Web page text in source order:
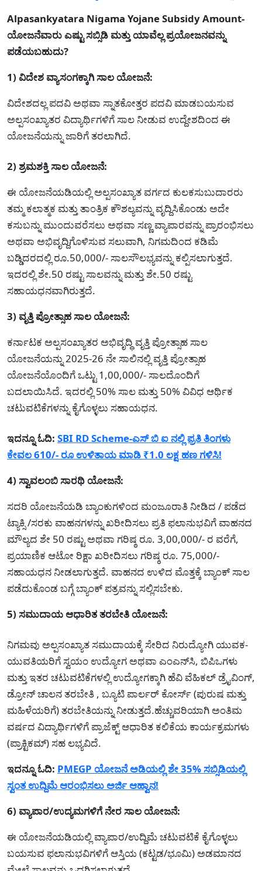
Alpasankyatara Nigama Yojane Subsidy Amount-
ಯೋಜನೆವಾರು ಎಷ್ಟು ಸಬ್ಸಿಡಿ ಮತ್ತು ಯಾವೆಲ್ಲ ಪ್ರಯೋಜನವನ್ನು
ಪಡೆಯಬಹುದು?
1) ವಿದೇಶ ವ್ಯಾಸಂಗಕ್ಕಾಗಿ ಸಾಲ ಯೋಜನೆ:
ವಿದೇಶದಲ್ಲ ಪದವಿ ಅಥವಾ ಸ್ನಾತಕೋತ್ತರ ಪದವಿ ಮಾಡಬಯಸುವ
ಅಲ್ಪಸಂಖ್ಯಾತರ ವಿದ್ಯಾರ್ಥಿಗಳಿಗೆ ಸಾಲ ನೀಡುವ ಉದ್ದೇಶದಿಂದ ಈ
ಯೋಜನೆಯನ್ನು ಜಾರಿಗೆ ತರಲಾಗಿದೆ.
2) ಶ್ರಮಶಕ್ತಿ ಸಾಲ ಯೋಜನೆ:
ಈ ಯೋಜನೆಯಡಿಯಲ್ಲಿ ಅಲ್ಪಸಂಖ್ಯಾತ ವರ್ಗದ ಕುಲಕಸುಬುದಾರರು
ತಮ್ಮ ಕಲಾತ್ಮಕ ಮತ್ತು ತಾಂತ್ರಿಕ ಕೌಶಲ್ಯವನ್ನು ವೃದ್ದಿಸಿಕೊಂಡು ಅದೇ
ಕಸುಬನ್ನು ಮುಂದುವರೆಸಲು ಅಥವಾ ಸಣ್ಣ ವ್ಯಾಪಾರವನ್ನು ಪ್ರಾರಂಭಿಸಲು
ಅಥವಾ ಅಭಿವೃದ್ದಿಗೊಳಿಸುವ ಸಲುವಾಗಿ, ನಿಗಮದಿಂದ ಕಡಿಮೆ
ಬಡ್ಡಿದರದಲ್ಲಿ ರೂ.50,000/- ಸಾಲಸೌಲಭ್ಯವನ್ನು ಕಲ್ಪಿಸಲಾಗುತ್ತದೆ.
ಇದರಲ್ಲಿ ಶೇ.50 ರಷ್ಟು ಸಾಲವನ್ನು ಮತ್ತು ಶೇ.50 ರಷ್ಟು
ಸಹಾಯಧನವಾಗಿರುತ್ತದೆ.
3) ವೃತ್ತಿ ಪ್ರೋತ್ಸಾಹ ಸಾಲ ಯೋಜನೆ:
ಕರ್ನಾಟಕ ಅಲ್ಪಸಂಖ್ಯಾತರ ಅಭಿವೃದ್ಧಿ ವೃತ್ತಿ ಪ್ರೋತ್ಸಾಹ ಸಾಲ
ಯೋಜನೆಯನ್ನು 2025-26 ನೇ ಸಾಲಿನಲ್ಲಿ ವೃತ್ತಿ ಪ್ರೋತ್ಸಾಹ
ಯೋಜನೆಯೊಂದಿಗೆ ಒಟ್ಟು 1,00,000/- ಸಾಲದೊಂದಿಗೆ
ಬದಲಾಯಿಸಿದೆ. ಇದರಲ್ಲಿ 50% ಸಾಲ ಮತ್ತು 50% ವಿವಿಧ ಆರ್ಥಿಕ
ಚಟುವಟಿಕೆಗಳನ್ನು ಕೈಗೊಳ್ಳಲು ಸಹಾಯಧನ.
ಇದನ್ನೂ ಓದಿ: SBI RD Scheme-ಎಸ್ ಬಿ ಐ ನಲ್ಲಿ ಪ್ರತಿ ತಿಂಗಳು
ಕೇವಲ 610/- ರೂ ಉಳಿತಾಯ ಮಾಡಿ ₹1.0 ಲಕ್ಷ ಹಣ ಗಳಿಸಿ!
4) ಸ್ವಾವಲಂಬಿ ಸಾರಥಿ ಯೋಜನೆ:
ಸದರಿ ಯೋಜನೆಯಡಿ ಬ್ಯಾಂಕುಗಳಿಂದ ಮಂಜೂರಾತಿ ನೀಡಿದ / ಪಡೆದ
ಟ್ಯಾಕ್ಸಿ /ಸರಕು ವಾಹನಗಳನ್ನು ಖರೀದಿಸಲು ಪ್ರತಿ ಫಲಾನುಭವಿಗೆ ವಾಹನದ
ಮೌಲ್ಯದ ಶೇ 50 ರಷ್ಟು ಅಥವಾ ಗರಿಷ್ಠ ರೂ. 3,00,000/- ರ ವರೆಗೆ,
ಪ್ರಯಾಣಿಕ ಆಟೋ ರಿಕ್ಷಾ ಖರೀದಿಸಲು ಗರಿಷ್ಠ ರೂ. 75,000/-
ಸಹಾಯಧನ ನೀಡಲಾಗುತ್ತದೆ. ವಾಹನದ ಉಳಿದ ಮೊತ್ತಕ್ಕೆ ಬ್ಯಾಂಕ್ ಸಾಲ
ಪಡೆದುಕೊಂಡ ಬಗ್ಗೆ ಬ್ಯಾಂಕ್ ಪತ್ರವನ್ನು ಸಲ್ಲಿಸಬೇಕು.
5) ಸಮುದಾಯ ಆಧಾರಿತ ತರಬೇತಿ ಯೋಜನೆ:
ನಿಗಮವು ಅಲ್ಪಸಂಖ್ಯಾತ ಸಮುದಾಯಕ್ಕೆ ಸೇರಿದ ನಿರುದ್ಯೋಗಿ ಯುವಕ-
ಯುವತಿಯರಿಗೆ ಸ್ವಯಂ ಉದ್ಯೋಗ ಅಥವಾ ಎಂಎನ್‌ಸಿ, ಬಿಪಿಒಗಳು
ಮತ್ತು ಇತರ ಚಟುವಟಿಕೆಗಳಲ್ಲಿ ಉದ್ಯೋಗಕ್ಕಾಗಿ ಹೆವಿ ವೆಹಿಕಲ್ ಡ್ರೈವಿಂಗ್,
ಡ್ರೋನ್ ಚಾಲನ ತರಬೇತಿ , ಬ್ಯೂಟಿ ಪಾರ್ಲರ್ ಕೋರ್ಸ್ (ಪುರುಷ ಮತ್ತು
ಮಹಿಳೆಯರಿಗೆ) ತರಬೇತಿಯನ್ನು ನೀಡುತ್ತದೆ.ಹೆಚ್ಚುವರಿಯಾಗಿ ಅಂತಿಮ
ವರ್ಷದ ವಿದ್ಯಾರ್ಥಿಗಳಿಗೆ ಪ್ರಾಜೆಕ್ಟ್ ಆಧಾರಿತ ಕಲಿಕೆಯ ಕಾರ್ಯಕ್ರಮಗಳು
(ಪ್ರಾಕ್ಟಿಕಮ್) ಸಹ ಲಭ್ಯವಿದೆ.
ಇದನ್ನೂ ಓದಿ: PMEGP ಯೋಜನೆ ಅಡಿಯಲ್ಲಿ ಶೇ 35% ಸಬ್ಸಿಡಿಯಲ್ಲಿ
ಸ್ವಂತ ಉದ್ದಿಮೆ ಆರಂಭಿಸಲು ಅರ್ಜಿ ಆಹ್ವಾನ!
6) ವ್ಯಾಪಾರ/ಉದ್ಯಮಗಳಿಗೆ ನೇರ ಸಾಲ ಯೋಜನೆ:
ಈ ಯೋಜನೆಯಡಿಯಲ್ಲಿ ವ್ಯಾಪಾರ/ಉದ್ದಿಮೆ ಚಟುವಟಿಕೆ ಕೈಗೊಳ್ಳಲು
ಬಯಸುವ ಫಲಾನುಭವಿಗಳಿಗೆ ಆಸ್ತಿಯ (ಕಟ್ಟಡ/ಭೂಮಿ) ಅಡಮಾನದ